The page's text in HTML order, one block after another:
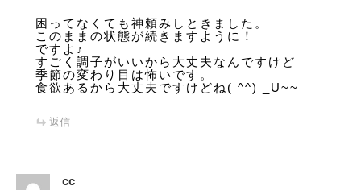
困ってなくても神頼みしときました。
このままの状態が続きますように！
ですよ♪
すごく調子がいいから大丈夫なんですけど
季節の変わり目は怖いです。
食欲あるから大丈夫ですけどね( ^^) _U~~
返信
cc